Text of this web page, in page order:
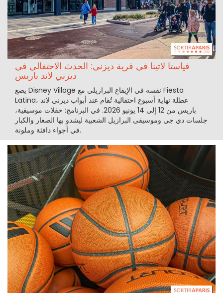
فياستا لاتينا في قرية ديزني: الحدث الاحتفالي في
ديزني لاند باريس
يضع Disney Village نفسه في الإيقاع البرازيلي مع Fiesta
Latina، عطلة نهاية أسبوع احتفالية تُقام عند أبواب ديزني لاند
باريس من 12 إلى 14 يونيو 2026. في البرنامج: حفلات موسيقية،
جلسات دي جي وموسيقى البرازيل الشعبية ليشدو بها الصغار والكبار
في أجواء دافئة وملونة.